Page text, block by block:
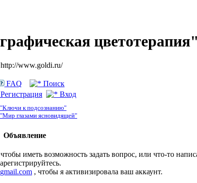
цветотерапия"
http://www.goldi.ru/
FAQ
Поиск
Регистрация
Вход
к подсознанию"
глазами ясновидящей"
Объявление
иметь возможность задать вопрос, или что-то
, чтобы я активизировала ваш аккаунт.